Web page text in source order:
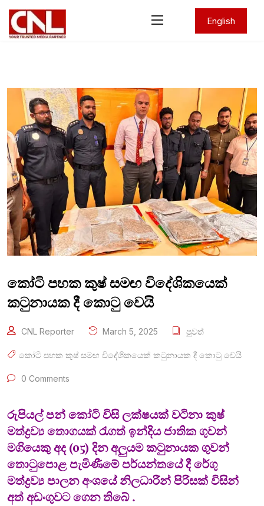
English
කෝටි පහක කුෂ් සමඟ විදේශිකයෙක්
කටුනායක දී කොටු වෙයි
CNL Reporter March 5, 2025 පුවත්
කෝටි පහක කුෂ් සමඟ විදේශිකයෙක් කටුනායක දී කොටු වෙයි
0 Comments
රුපියල් පන් කෝටි විසි ලක්ෂයක් වටිනා කුෂ්
මත්ද්‍රව්‍ය තොගයක් රැගත් ඉන්දිය ජාතික ගුවන්
මගියෙකු අද (05) දින අලුයම කටුනායක ගුවන්
තොටුපොළ පැමිණීමේ පර්යන්තයේ දී රේගු
මත්ද්‍රව්‍ය පාලන අංශයේ නිලධාරීන් පිරිසක් විසින්
අත් අඩංගුවට ගෙන තිබේ .